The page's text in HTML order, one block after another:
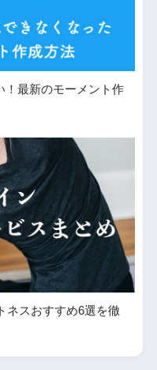
！最新のモーメント作
ネスおすすめ6選を徹